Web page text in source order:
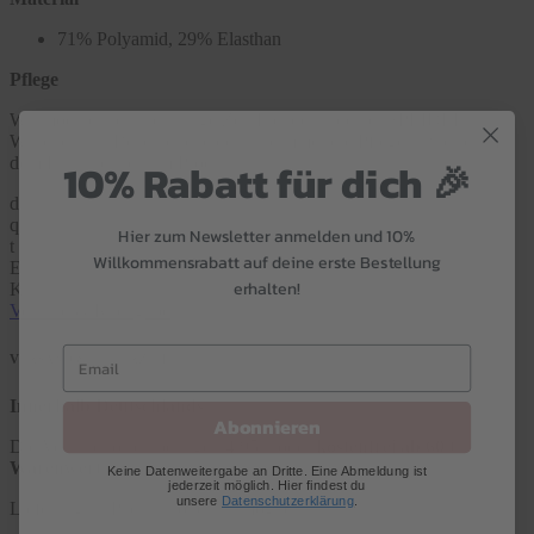
71% Polyamid, 29% Elasthan
Pflege
Wir möchten, dass du lange Zeit Freude an deiner SPEIDEL
Wäsche hast. Beachte bitte deshalb immer die Pflegehinweise auf
dem Einnähetikett am Produkt.
d
q
t
E
K
Versand & Rückgabe
VERSAND & LIEFERZEIT
Innerhalb Deutschlands
Die Versandkosten betragen 4,95 € oder
Warenwert
Lieferung an Packstationen ist möglich.
10% Rabatt für dich 🎉
Hier zum Newsletter anmelden und 10%
Willkommensrabatt auf deine erste Bestellung
erhalten!
Keine Datenweitergabe an Dritte. Eine Abmeldung ist
jederzeit möglich. Hier findest du
unsere Datenschutzerklärung.